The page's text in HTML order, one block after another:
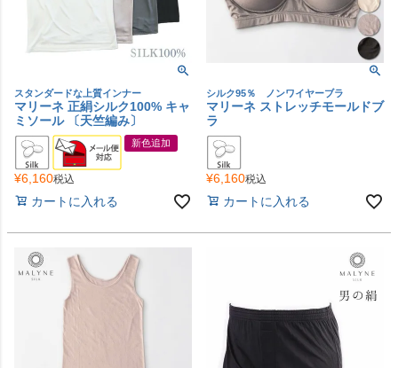
スタンダードな上質インナー
マリーネ 正絹シルク100% キャ
ミソール 〔天竺編み〕
新色追加
¥6,160税込
カートに入れる
シルク95％ ノンワイヤーブラ
マリーネ ストレッチモールドブ
ラ
¥6,160税込
カートに入れる